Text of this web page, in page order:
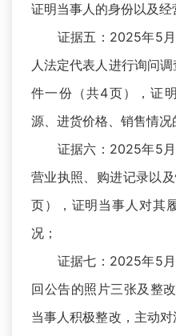
证明当事人的身份以及经
证据五：2025年5月
人法定代表人进行询问
件一份（共4页），证
源、进货价格、销售情况
证据六：2025年5月
营业执照、购进记录以
页），证明当事人对其
况；
证据七：2025年5月
回公告的照片三张及整
当事人积极整改，主动